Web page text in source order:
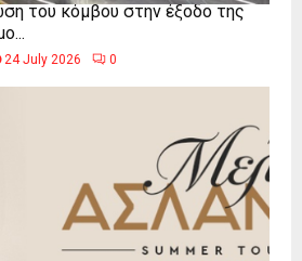
του κόμβου στην έξοδο της
24 July 2026 0